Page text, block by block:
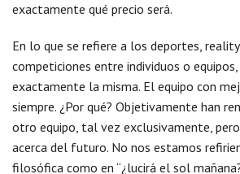
exactamente qué precio será.
En lo que se refiere a los deportes,
competiciones entre individuos o
exactamente la misma. El equipo con
siempre. ¿Por qué? Objetivamente han
otro equipo, tal vez exclusivamente,
acerca del futuro. No nos estamos
filosófica como en “¿lucirá el sol